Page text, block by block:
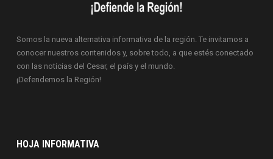
Somos la nueva alternativa informativa de la región. Te invitamos a
conocer nuestros contenidos y, sobre todo, a que estés conectado
con las noticias del Cesar, el país y el mundo.
¡Defendemos la Región!
HOJA INFORMATIVA